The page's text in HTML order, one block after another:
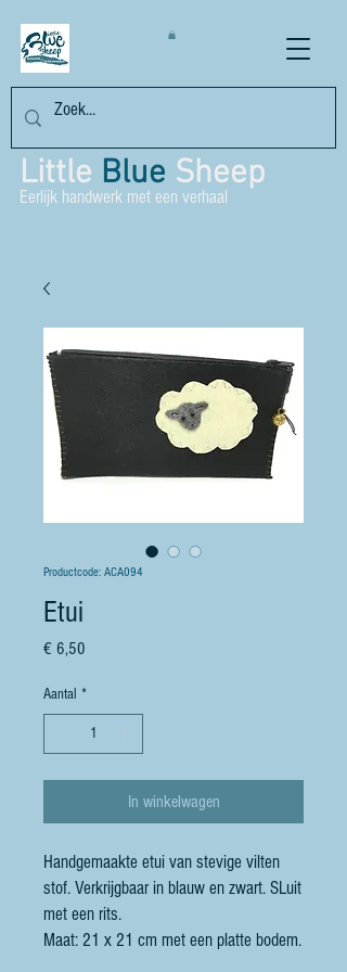
Little Blue Sheep
Eerlijk handwerk met een verhaal
Productcode: ACA094
Etui
€ 6,50
Aantal *
In winkelwagen
Handgemaakte etui van stevige vilten
stof. Verkrijgbaar in blauw en zwart. SLuit
met een rits.
Maat: 21 x 21 cm met een platte bodem.